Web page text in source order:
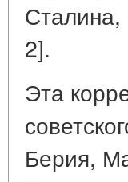
2].
Эта
Берия,